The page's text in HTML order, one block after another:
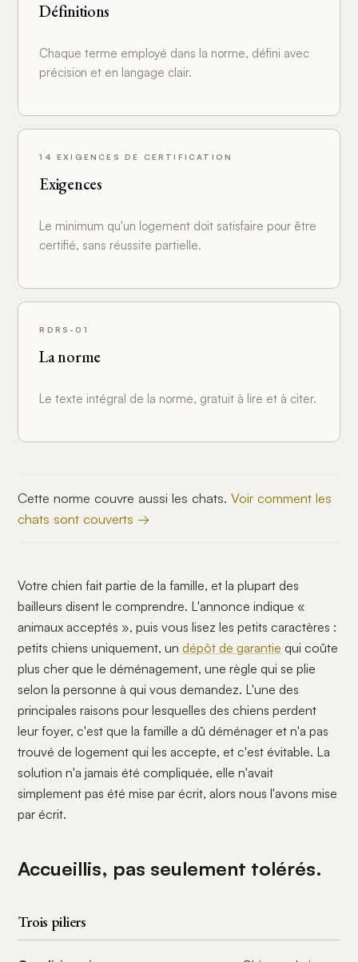
Définitions
Chaque terme employé dans la norme, défini avec
précision et en langage clair.
14 EXIGENCES DE CERTIFICATION
Exigences
Le minimum qu'un logement doit satisfaire pour être
certifié, sans réussite partielle.
RDRS-01
La norme
Le texte intégral de la norme, gratuit à lire et à citer.
Cette norme couvre aussi les chats.Voir comment les
chats sont couverts →
Votre chien fait partie de la famille, et la plupart des
bailleurs disent le comprendre. L'annonce indique «
animaux acceptés », puis vous lisez les petits caractères :
petits chiens uniquement, un dépôt de garantie qui coûte
plus cher que le déménagement, une règle qui se plie
selon la personne à qui vous demandez. L'une des
principales raisons pour lesquelles des chiens perdent
leur foyer, c'est que la famille a dû déménager et n'a pas
trouvé de logement qui les accepte, et c'est évitable. La
solution n'a jamais été compliquée, elle n'avait
simplement pas été mise par écrit, alors nous l'avons mise
par écrit.
Accueillis, pas seulement tolérés.
Trois piliers